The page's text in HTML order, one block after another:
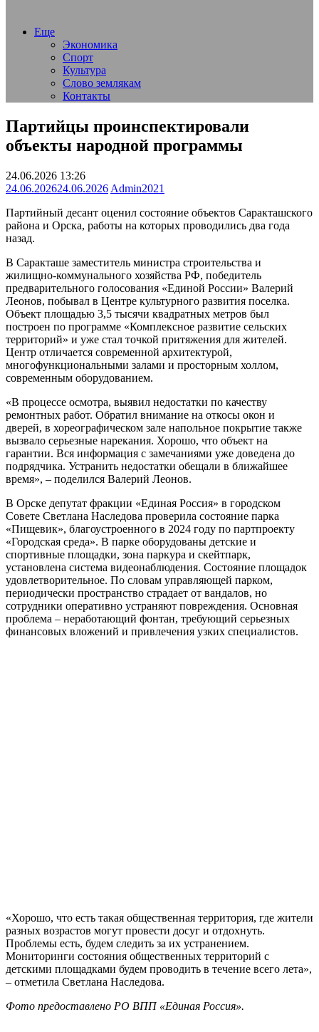
Еще
Экономика
Спорт
Культура
Слово землякам
Контакты
Партийцы проинспектировали
объекты народной программы
24.06.2026 13:26
24.06.202624.06.2026 Admin2021
Партийный десант оценил состояние объектов Саракташского
района и Орска, работы на которых проводились два года
назад.
В Саракташе заместитель министра строительства и
жилищно-коммунального хозяйства РФ, победитель
предварительного голосования «Единой России» Валерий
Леонов, побывал в Центре культурного развития поселка.
Объект площадью 3,5 тысячи квадратных метров был
построен по программе «Комплексное развитие сельских
территорий» и уже стал точкой притяжения для жителей.
Центр отличается современной архитектурой,
многофункциональными залами и просторным холлом,
современным оборудованием.
«В процессе осмотра, выявил недостатки по качеству
ремонтных работ. Обратил внимание на откосы окон и
дверей, в хореографическом зале напольное покрытие также
вызвало серьезные нарекания. Хорошо, что объект на
гарантии. Вся информация с замечаниями уже доведена до
подрядчика. Устранить недостатки обещали в ближайшее
время», – поделился Валерий Леонов.
В Орске депутат фракции «Единая Россия» в городском
Совете Светлана Наследова проверила состояние парка
«Пищевик», благоустроенного в 2024 году по партпроекту
«Городская среда». В парке оборудованы детские и
спортивные площадки, зона паркура и скейтпарк,
установлена система видеонаблюдения. Состояние площадок
удовлетворительное. По словам управляющей парком,
периодически пространство страдает от вандалов, но
сотрудники оперативно устраняют повреждения. Основная
проблема – неработающий фонтан, требующий серьезных
финансовых вложений и привлечения узких специалистов.
«Хорошо, что есть такая общественная территория, где жители
разных возрастов могут провести досуг и отдохнуть.
Проблемы есть, будем следить за их устранением.
Мониторинги состояния общественных территорий с
детскими площадками будем проводить в течение всего лета»,
– отметила Светлана Наследова.
Фото предоставлено РО ВПП «Единая Россия».